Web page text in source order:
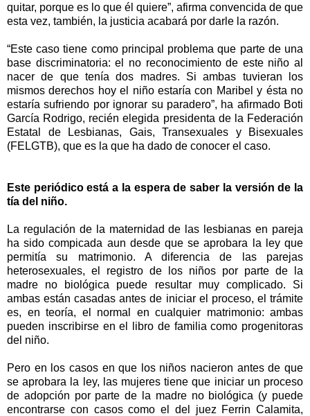
quitar, porque es lo que él quiere”, afirma convencida de que
esta vez, también, la justicia acabará por darle la razón.
“Este caso tiene como principal problema que parte de una
base discriminatoria: el no reconocimiento de este niño al
nacer de que tenía dos madres. Si ambas tuvieran los
mismos derechos hoy el niño estaría con Maribel y ésta no
estaría sufriendo por ignorar su paradero”, ha afirmado Boti
García Rodrigo, recién elegida presidenta de la Federación
Estatal de Lesbianas, Gais, Transexuales y Bisexuales
(FELGTB), que es la que ha dado de conocer el caso.
Este periódico está a la espera de saber la versión de la
tía del niño.
La regulación de la maternidad de las lesbianas en pareja
ha sido compicada aun desde que se aprobara la ley que
permitía su matrimonio. A diferencia de las parejas
heterosexuales, el registro de los niños por parte de la
madre no biológica puede resultar muy complicado. Si
ambas están casadas antes de iniciar el proceso, el trámite
es, en teoría, el normal en cualquier matrimonio: ambas
pueden inscribirse en el libro de familia como progenitoras
del niño.
Pero en los casos en que los niños nacieron antes de que
se aprobara la ley, las mujeres tiene que iniciar un proceso
de adopción por parte de la madre no biológica (y puede
encontrarse con casos como el del juez Ferrin Calamita,